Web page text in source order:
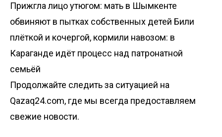
Прижгла лицо утюгом: мать в Шымкенте
обвиняют в пытках собственных детей Били
плёткой и кочергой, кормили навозом: в
Караганде идёт процесс над патронатной
семьёй
Продолжайте следить за ситуацией на
Qazaq24.com, где мы всегда предоставляем
свежие новости.